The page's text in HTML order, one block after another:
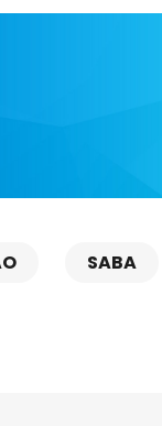
SABA